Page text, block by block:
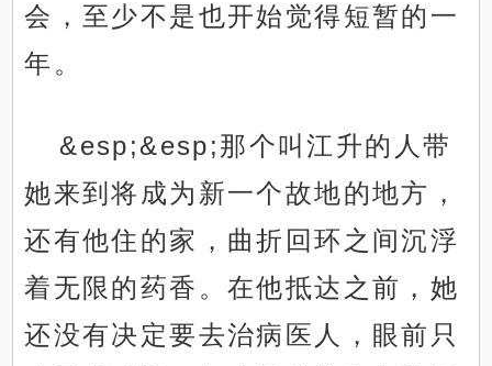
会，至少不是也开始觉得短暂的一
年。
&esp;&esp;那个叫江升的人带
她来到将成为新一个故地的地方，
还有他住的家，曲折回环之间沉浮
着无限的药香。在他抵达之前，她
还没有决定要去治病医人，眼前只